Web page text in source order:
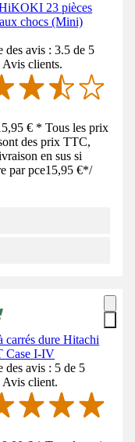
23 pièces
chocs (Mini)
des avis : 3.5 de 5
Avis clients.
€ * Tous les prix
des prix TTC,
en sus si
par pce15,95 €*/
carrés dure Hitachi
Case I-IV
des avis : 5 de 5
Avis client.